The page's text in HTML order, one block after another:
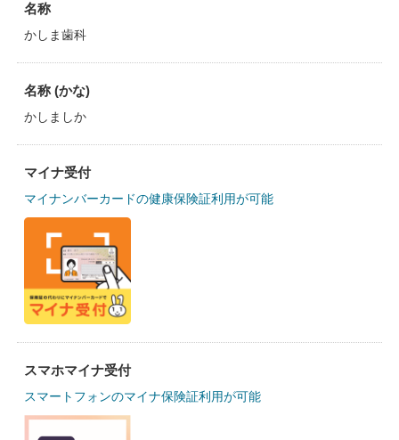
名称
かしま歯科
名称 (かな)
かしましか
マイナ受付
マイナンバーカードの健康保険証利用が可能
スマホマイナ受付
スマートフォンのマイナ保険証利用が可能